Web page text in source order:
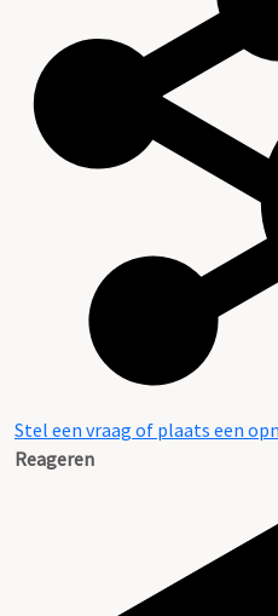
Aanwijzingen voor de
Stel een vraag of plaats een
Reageren